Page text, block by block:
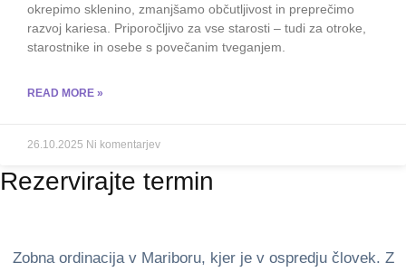
okrepimo sklenino, zmanjšamo občutljivost in preprečimo
razvoj kariesa. Priporočljivo za vse starosti – tudi za otroke,
starostnike in osebe s povečanim tveganjem.
READ MORE »
26.10.2025 Ni komentarjev
Rezervirajte termin
Zobna ordinacija v Mariboru, kjer je v ospredju človek. Z